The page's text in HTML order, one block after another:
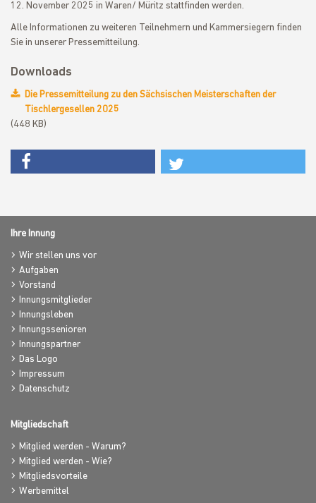
12. November 2025 in Waren/ Müritz stattfinden werden.
Alle Informationen zu weiteren Teilnehmern und Kammersiegern finden
Sie in unserer Pressemitteilung.
Downloads
Die Pressemitteilung zu den Sächsischen Meisterschaften der
Tischlergesellen 2025
(448 KB)
Ihre Innung
Wir stellen uns vor
Aufgaben
Vorstand
Innungsmitglieder
Innungsleben
Innungssenioren
Innungspartner
Das Logo
Impressum
Datenschutz
Mitgliedschaft
Mitglied werden - Warum?
Mitglied werden - Wie?
Mitgliedsvorteile
Werbemittel